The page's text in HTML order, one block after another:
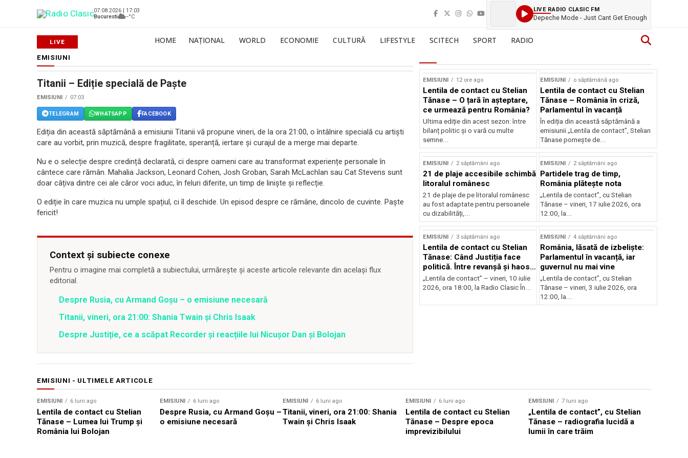
07.08.2026 | 17:03
Bucuresti
--°C
LIVE RADIO CLASIC FM
Depeche Mode - Just Cant Get Enough
HOME NAȚIONAL WORLD ECONOMIE CULTURĂ LIFESTYLE SCITECH SPORT RADIO
EMISIUNI
Titanii – Ediție specială de Paște
EMISIUNI 07:03
TELEGRAM WHATSAPP FACEBOOK
Ediția din această săptămână a emisiunii Titanii vă propune vineri, de la ora 21:00, o întâlnire specială cu artiști
care au vorbit, prin muzică, despre fragilitate, speranță, iertare și curajul de a merge mai departe.
Nu e o selecție despre credință declarată, ci despre oameni care au transformat experiențe personale în
cântece care rămân. Mahalia Jackson, Leonard Cohen, Josh Groban, Sarah McLachlan sau Cat Stevens sunt
doar câțiva dintre cei ale căror voci aduc, în feluri diferite, un timp de liniște și reflecție.
O ediție în care muzica nu umple spațiul, ci îl deschide. Un episod despre ce rămâne, dincolo de cuvinte. Paște
fericit!
Context și subiecte conexe
Pentru o imagine mai completă a subiectului, urmărește și aceste articole relevante din același flux
editorial.
Despre Rusia, cu Armand Goșu – o emisiune necesară
Titanii, vineri, ora 21:00: Shania Twain și Chris Isaak
Despre Justiție, ce a scăpat Recorder și reacțiile lui Nicușor Dan și Bolojan
EMISIUNI 12 ore ago
Lentila de contact cu Stelian
Tănase – O țară în așteptare,
ce urmează pentru România?
Ultima ediție din acest sezon: între
bilanț politic și o vară cu multe
semne...
EMISIUNI o săptămână ago
Lentila de contact cu Stelian
Tănase – România în criză,
Parlamentul în vacanță
În ediția din această săptămână a
emisiunii „Lentila de contact”, Stelian
Tănase pornește de...
EMISIUNI 2 săptămâni ago
21 de plaje accesibile schimbă
litoralul românesc
21 de plaje de pe litoralul românesc
au fost adaptate pentru persoanele
cu dizabilități,...
EMISIUNI 2 săptămâni ago
Partidele trag de timp,
România plătește nota
„Lentila de contact”, cu Stelian
Tănase – vineri, 17 iulie 2026, ora
12:00, la...
EMISIUNI 3 săptămâni ago
Lentila de contact cu Stelian
Tănase: Când Justiția face
politică. Între revanșă și haos
instituțional
„Lentila de contact” – vineri, 10 iulie
2026, ora 18:00, la Radio Clasic În...
EMISIUNI 4 săptămâni ago
România, lăsată de izbeliște:
Parlamentul în vacanță, iar
guvernul nu mai vine
„Lentila de contact”, cu Stelian
Tănase – vineri, 3 iulie 2026, ora
12:00, la...
EMISIUNI - ULTIMELE ARTICOLE
EMISIUNI 6 luni ago
Lentila de contact cu Stelian
Tănase – Lumea lui Trump și
România lui Bolojan
EMISIUNI 6 luni ago
Despre Rusia, cu Armand Goșu –
o emisiune necesară
EMISIUNI 6 luni ago
Titanii, vineri, ora 21:00: Shania
Twain și Chris Isaak
EMISIUNI 6 luni ago
Lentila de contact cu Stelian
Tănase – Despre epoca
imprevizibilului
EMISIUNI 7 luni ago
„Lentila de contact”, cu Stelian
Tănase – radiografia lucidă a
lumii în care trăim